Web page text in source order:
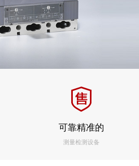
可靠精准的
测量检测设备